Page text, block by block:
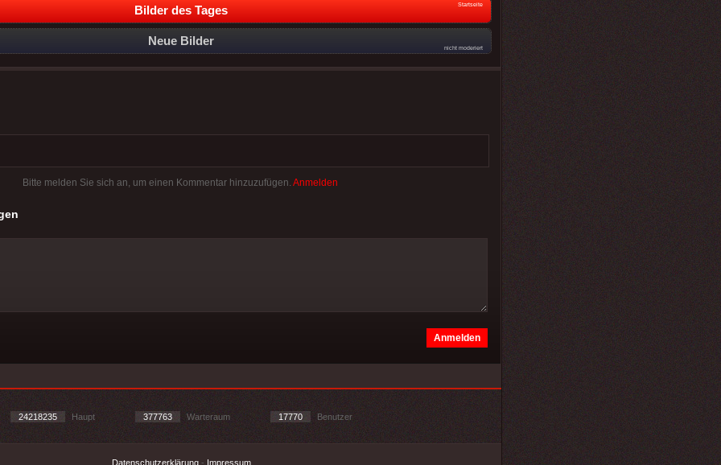
Bilder des Tages Startseite
Neue Bilder
nicht moderiert
Bitte melden Sie sich an, um einen Kommentar hinzuzufügen. Anmelden
24218235 Haupt 377763 Warteraum 17770 Benutzer
Datenschutzerklärung- Impressum